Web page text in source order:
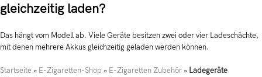
gleichzeitig laden?
Das hängt vom Modell ab. Viele Geräte besitzen zwei oder vier Ladeschächte,
mit denen mehrere Akkus gleichzeitig geladen werden können.
Startseite » E-Zigaretten-Shop » E-Zigaretten Zubehör » Ladegeräte